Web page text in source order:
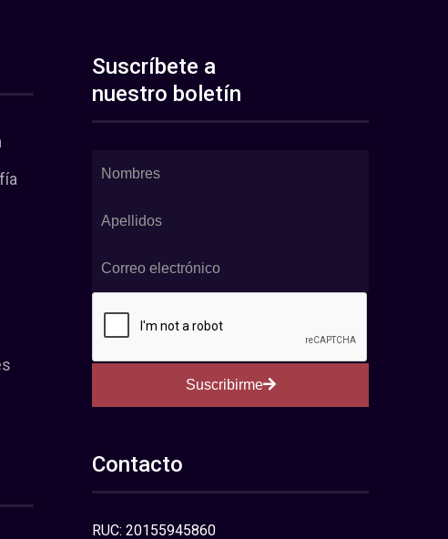
Suscríbete a
nuestro boletín
Suscribirme
Contacto
RUC: 20155945860